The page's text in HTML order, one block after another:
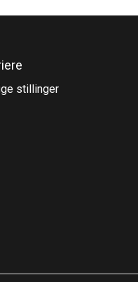
stillinger